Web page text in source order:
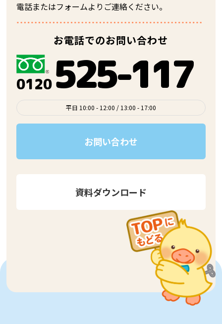
電話またはフォームよりご連絡ください。
お電話でのお問い合わせ
0120 525-117
平日 10:00 - 12:00 / 13:00 - 17:00
お問い合わせ
資料ダウンロード